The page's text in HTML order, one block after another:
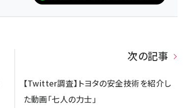
次の記事
【Twitter調査】トヨタの安全技術を紹介し
た動画「七人の力士」